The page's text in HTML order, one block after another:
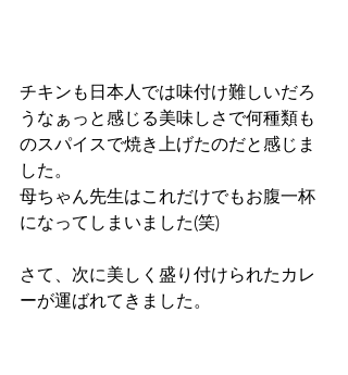
チキンも日本人では味付け難しいだろ
うなぁっと感じる美味しさで何種類も
のスパイスで焼き上げたのだと感じま
した。
母ちゃん先生はこれだけでもお腹一杯
になってしまいました(笑)
さて、次に美しく盛り付けられたカレ
ーが運ばれてきました。